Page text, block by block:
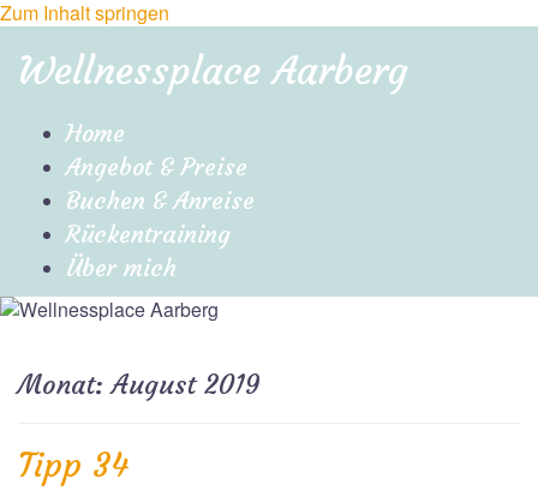
Zum Inhalt springen
Wellnessplace Aarberg
Home
Angebot & Preise
Buchen & Anreise
Rückentraining
Über mich
Monat:August 2019
Tipp 34